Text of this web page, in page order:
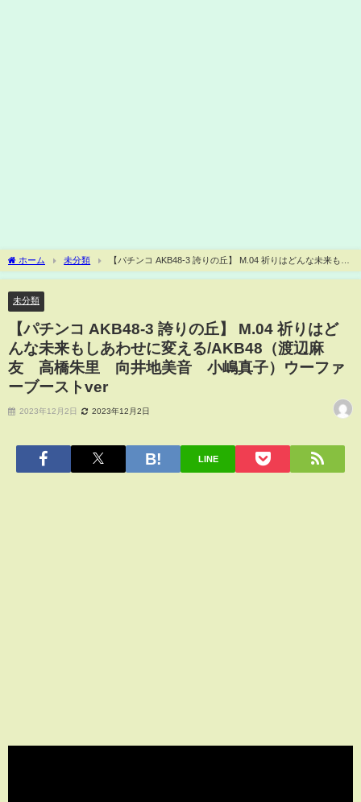
ホーム 未分類
【パチンコ AKB48-3 誇りの丘】 M.04 祈りはどんな未来もし
あわせに変える/AKB48（渡辺麻友 高橋朱里 向井地美音 小嶋真子）ウーファーブ
未分類
【パチンコ AKB48-3 誇りの丘】 M.04 祈りはど
んな未来もしあわせに変える/AKB48（渡辺麻
友 高橋朱里 向井地美音 小嶋真子）ウーファ
ーブーストver
2023年12月2日 2023年12月2日
LINE